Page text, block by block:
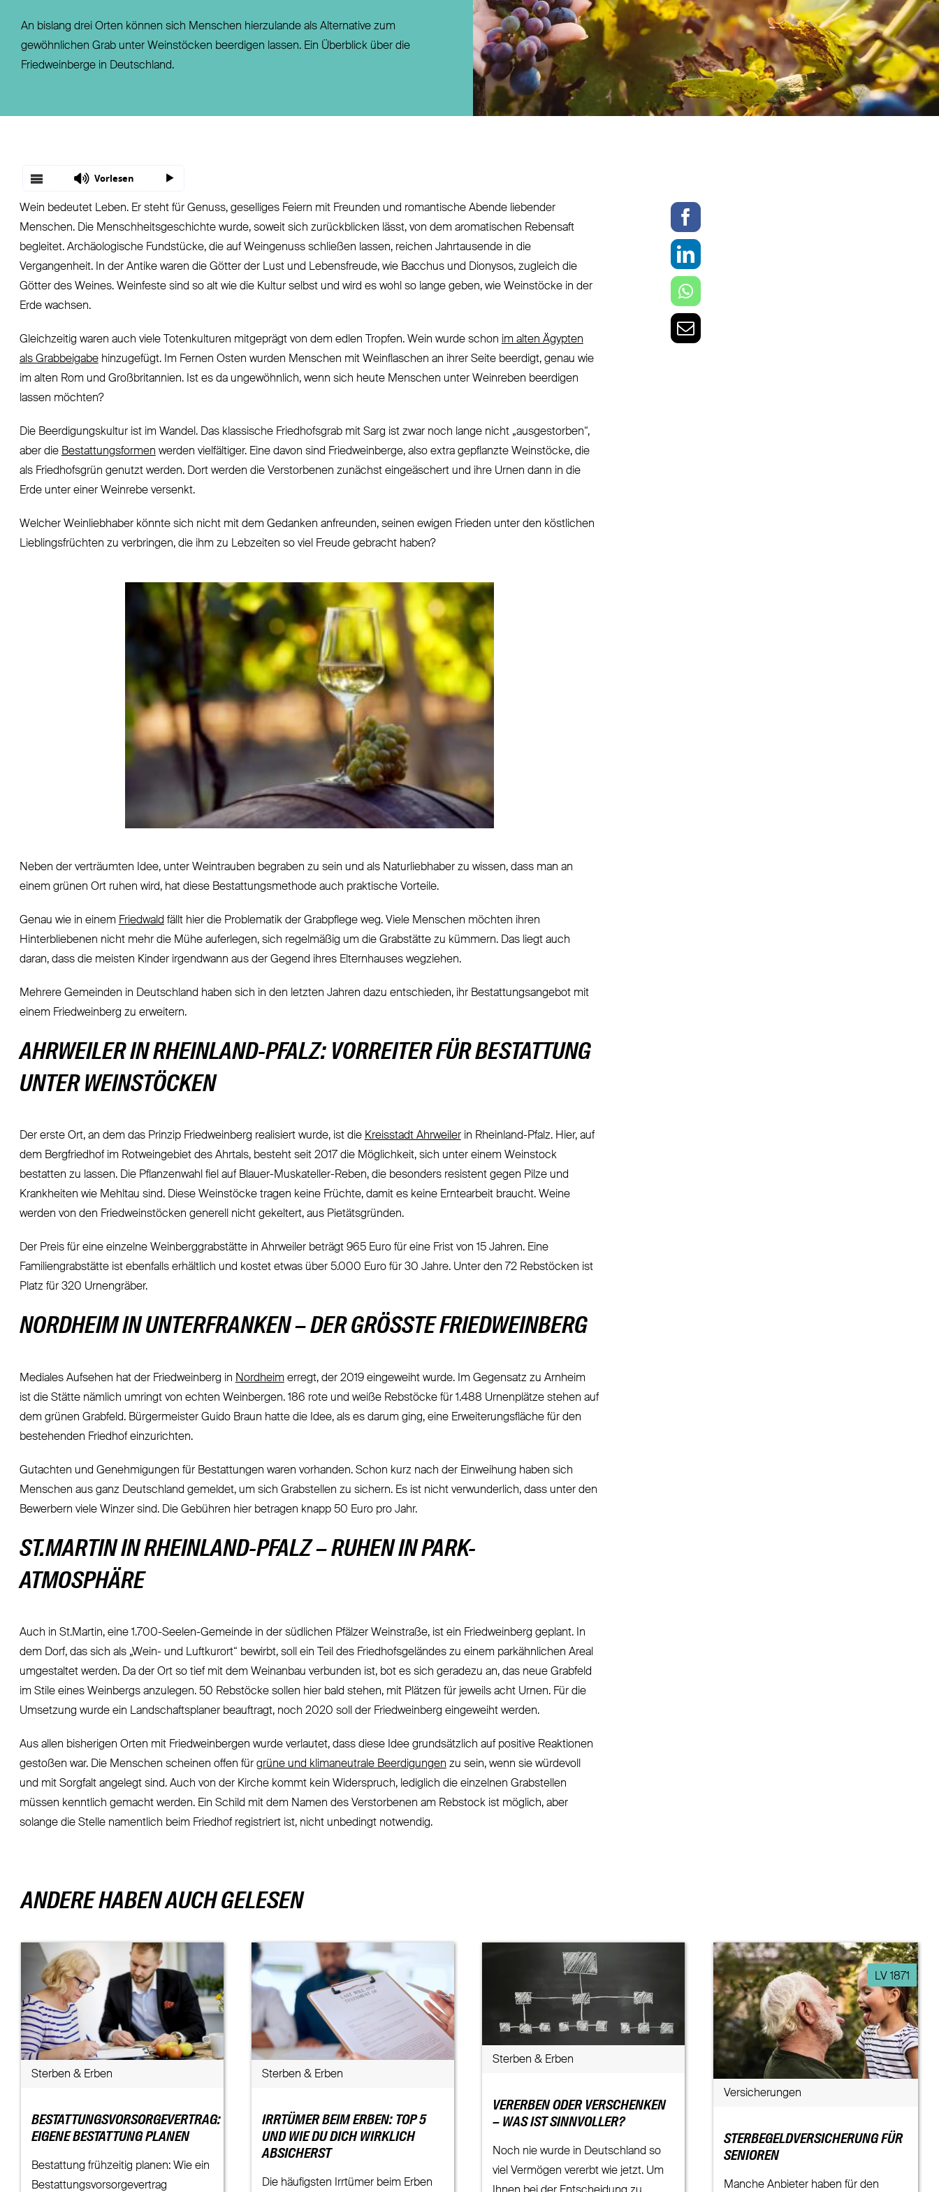
Basisrente / Rürup-Rente
Klassische Rentenversicherung
Direktversicherung
Pensionszusage
Pensionsfonds
Unterstützungskasse
An bislang drei Orten können sich Menschen hierzulande als Alternative zum
gewöhnlichen Grab unter Weinstöcken beerdigen lassen. Ein Überblick über die
Friedweinberge in Deutschland.
Vorlesen
Wein bedeutet Leben. Er steht für Genuss, geselliges Feiern mit Freunden und romantische Abende liebender
Menschen. Die Menschheitsgeschichte wurde, soweit sich zurückblicken lässt, von dem aromatischen Rebensaft
begleitet. Archäologische Fundstücke, die auf Weingenuss schließen lassen, reichen Jahrtausende in die
Vergangenheit. In der Antike waren die Götter der Lust und Lebensfreude, wie Bacchus und Dionysos, zugleich die
Götter des Weines. Weinfeste sind so alt wie die Kultur selbst und wird es wohl so lange geben, wie Weinstöcke in der
Erde wachsen.
Gleichzeitig waren auch viele Totenkulturen mitgeprägt von dem edlen Tropfen. Wein wurde schon im alten Ägypten
als Grabbeigabehinzugefügt. Im Fernen Osten wurden Menschen mit Weinflaschen an ihrer Seite beerdigt, genau wie
im alten Rom und Großbritannien. Ist es da ungewöhnlich, wenn sich heute Menschen unter Weinreben beerdigen
lassen möchten?
Die Beerdigungskultur ist im Wandel. Das klassische Friedhofsgrab mit Sarg ist zwar noch lange nicht „ausgestorben“,
aber die Bestattungsformen werden vielfältiger. Eine davon sind Friedweinberge, also extra gepflanzte Weinstöcke, die
als Friedhofsgrün genutzt werden. Dort werden die Verstorbenen zunächst eingeäschert und ihre Urnen dann in die
Erde unter einer Weinrebe versenkt.
Welcher Weinliebhaber könnte sich nicht mit dem Gedanken anfreunden, seinen ewigen Frieden unter den köstlichen
Lieblingsfrüchten zu verbringen, die ihm zu Lebzeiten so viel Freude gebracht haben?
Neben der verträumten Idee, unter Weintrauben begraben zu sein und als Naturliebhaber zu wissen, dass man an
einem grünen Ort ruhen wird, hat diese Bestattungsmethode auch praktische Vorteile.
Genau wie in einem Friedwald fällt hier die Problematik der Grabpflege weg. Viele Menschen möchten ihren
Hinterbliebenen nicht mehr die Mühe auferlegen, sich regelmäßig um die Grabstätte zu kümmern. Das liegt auch
daran, dass die meisten Kinder irgendwann aus der Gegend ihres Elternhauses wegziehen.
Mehrere Gemeinden in Deutschland haben sich in den letzten Jahren dazu entschieden, ihr Bestattungsangebot mit
einem Friedweinberg zu erweitern.
AHRWEILER IN RHEINLAND-PFALZ: VORREITER FÜR BESTATTUNG
UNTER WEINSTÖCKEN
Der erste Ort, an dem das Prinzip Friedweinberg realisiert wurde, ist die Kreisstadt Ahrweilerin Rheinland-Pfalz. Hier, auf
dem Bergfriedhof im Rotweingebiet des Ahrtals, besteht seit 2017 die Möglichkeit, sich unter einem Weinstock
bestatten zu lassen. Die Pflanzenwahl fiel auf Blauer-Muskateller-Reben, die besonders resistent gegen Pilze und
Krankheiten wie Mehltau sind. Diese Weinstöcke tragen keine Früchte, damit es keine Erntearbeit braucht. Weine
werden von den Friedweinstöcken generell nicht gekeltert, aus Pietätsgründen.
Der Preis für eine einzelne Weinberggrabstätte in Ahrweiler beträgt 965 Euro für eine Frist von 15 Jahren. Eine
Familiengrabstätte ist ebenfalls erhältlich und kostet etwas über 5.000 Euro für 30 Jahre. Unter den 72 Rebstöcken ist
Platz für 320 Urnengräber.
NORDHEIM IN UNTERFRANKEN – DER GRÖSSTE FRIEDWEINBERG
Mediales Aufsehen hat der Friedweinberg in Nordheim erregt, der 2019 eingeweiht wurde. Im Gegensatz zu Arnheim
ist die Stätte nämlich umringt von echten Weinbergen. 186 rote und weiße Rebstöcke für 1.488 Urnenplätze stehen auf
dem grünen Grabfeld. Bürgermeister Guido Braun hatte die Idee, als es darum ging, eine Erweiterungsfläche für den
bestehenden Friedhof einzurichten.
Gutachten und Genehmigungen für Bestattungen waren vorhanden. Schon kurz nach der Einweihung haben sich
Menschen aus ganz Deutschland gemeldet, um sich Grabstellen zu sichern. Es ist nicht verwunderlich, dass unter den
Bewerbern viele Winzer sind. Die Gebühren hier betragen knapp 50 Euro pro Jahr.
ST.MARTIN IN RHEINLAND-PFALZ – RUHEN IN PARK-
ATMOSPHÄRE
Auch in St.Martin, eine 1.700-Seelen-Gemeinde in der südlichen Pfälzer Weinstraße, ist ein Friedweinberg geplant. In
dem Dorf, das sich als „Wein- und Luftkurort“ bewirbt, soll ein Teil des Friedhofsgeländes zu einem parkähnlichen Areal
umgestaltet werden. Da der Ort so tief mit dem Weinanbau verbunden ist, bot es sich geradezu an, das neue Grabfeld
im Stile eines Weinbergs anzulegen. 50 Rebstöcke sollen hier bald stehen, mit Plätzen für jeweils acht Urnen. Für die
Umsetzung wurde ein Landschaftsplaner beauftragt, noch 2020 soll der Friedweinberg eingeweiht werden.
Aus allen bisherigen Orten mit Friedweinbergen wurde verlautet, dass diese Idee grundsätzlich auf positive Reaktionen
gestoßen war. Die Menschen scheinen offen für grüne und klimaneutrale Beerdigungen zu sein, wenn sie würdevoll
und mit Sorgfalt angelegt sind. Auch von der Kirche kommt kein Widerspruch, lediglich die einzelnen Grabstellen
müssen kenntlich gemacht werden. Ein Schild mit dem Namen des Verstorbenen am Rebstock ist möglich, aber
solange die Stelle namentlich beim Friedhof registriert ist, nicht unbedingt notwendig.
ANDERE HABEN AUCH GELESEN
Sterben & Erben
BESTATTUNGSVORSORGEVERTRAG:
EIGENE BESTATTUNG PLANEN
Bestattung frühzeitig planen: Wie ein
Bestattungsvorsorgevertrag
Sterben & Erben
IRRTÜMER BEIM ERBEN: TOP 5
UND WIE DU DICH WIRKLICH
ABSICHERST
Die häufigsten Irrtümer beim Erben
Sterben & Erben
VERERBEN ODER VERSCHENKEN
– WAS IST SINNVOLLER?
Noch nie wurde in Deutschland so
viel Vermögen vererbt wie jetzt. Um
LV 1871
Versicherungen
STERBEGELDVERSICHERUNG FÜR
SENIOREN
Manche Anbieter haben für den